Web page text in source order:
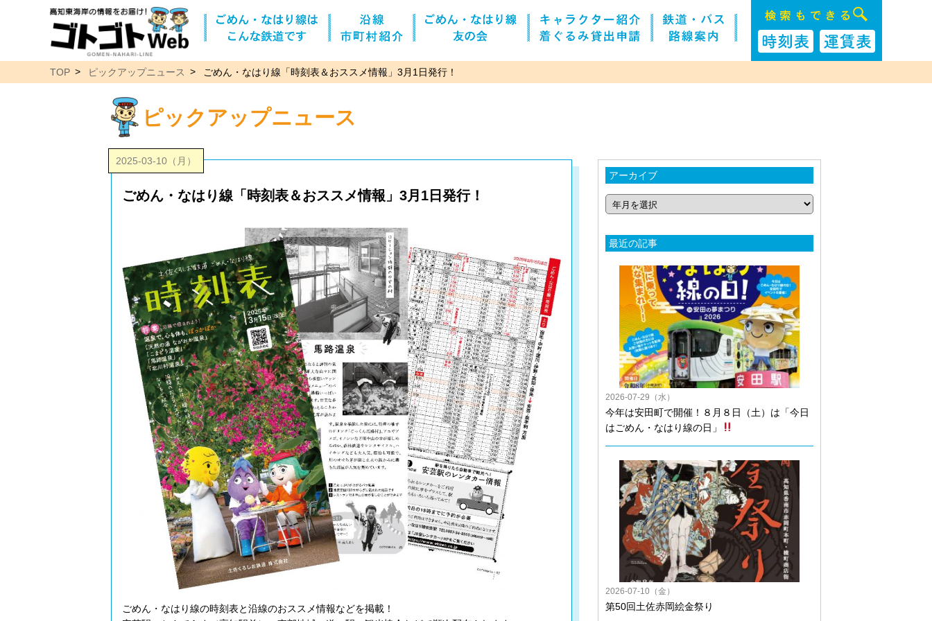
TOP ピックアップニュース ごめん・なはり線「時刻表＆おススメ情報」3月1日発行！
ピックアップニュース
2025-03-10（月）
ごめん・なはり線「時刻表＆おススメ情報」3月1日発行！
ごめん・なはり線の時刻表と沿線のおススメ情報などを掲載！
アーカイブ
最近の記事
2026-07-29（水）
今年は安田町で開催！８月８日（土）は「今日
はごめん・なはり線の日」
2026-07-10（金）
第50回土佐赤岡絵金祭り